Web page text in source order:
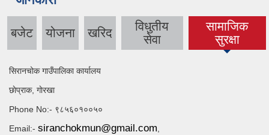
बजेट योजना खरिद
विधुतीय
सेवा
सामाजिक
सुरक्षा
(active tab)
सिरानचोक गाउँपालिका कार्यालय
छाेप्राक, गाेरखा
Phone No:- ९८५६०१००५०
Email:- siranchokmun@gmail.com